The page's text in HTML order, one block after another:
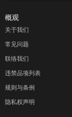
概观
关于我们
常见问题
联络我们
违禁品项列表
规则与条例
隐私权声明